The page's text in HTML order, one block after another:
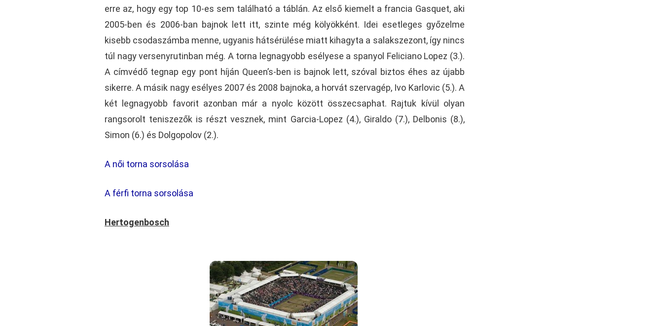
erre az, hogy egy top 10-es sem található a táblán. Az első kiemelt a francia Gasquet, aki
2005-ben és 2006-ban bajnok lett itt, szinte még kölyökként. Idei esetleges győzelme
kisebb csodaszámba menne, ugyanis hátsérülése miatt kihagyta a salakszezont, így nincs
túl nagy versenyrutinban még. A torna legnagyobb esélyese a spanyol Feliciano Lopez (3.).
A címvédő tegnap egy pont híján Queen’s-ben is bajnok lett, szóval biztos éhes az újabb
sikerre. A másik nagy esélyes 2007 és 2008 bajnoka, a horvát szervagép, Ivo Karlovic (5.). A
két legnagyobb favorit azonban már a nyolc között összecsaphat. Rajtuk kívül olyan
rangsorolt teniszezők is részt vesznek, mint Garcia-Lopez (4.), Giraldo (7.), Delbonis (8.),
Simon (6.) és Dolgopolov (2.).
A női torna sorsolása
A férfi torna sorsolása
Hertogenbosch